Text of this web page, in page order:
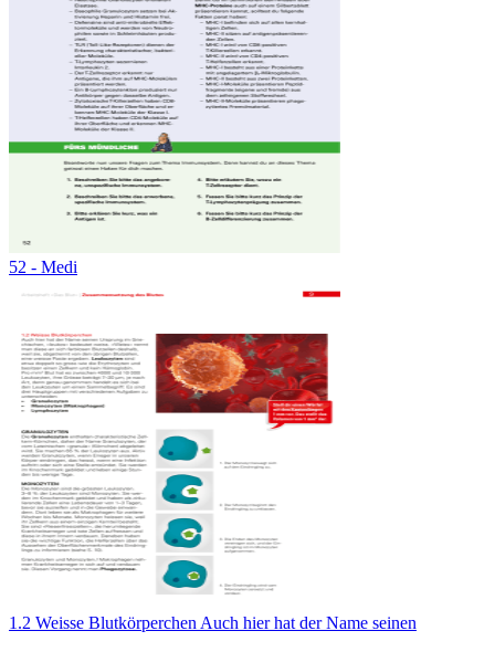
52 - Medi
1.2 Weisse Blutkörperchen Auch hier hat der Name seinen